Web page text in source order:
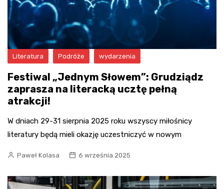
Literatura Podróże wydarzenia
Festiwal „Jednym Słowem”: Grudziądz
zaprasza na literacką ucztę pełną
atrakcji!
W dniach 29-31 sierpnia 2025 roku wszyscy miłośnicy
literatury będą mieli okazję uczestniczyć w nowym
Paweł Kolasa 6 września 2025